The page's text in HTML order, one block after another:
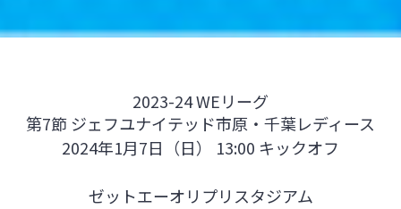
2023-24 WEリーグ
第7節 ジェフユナイテッド市原・千葉レディース
2024年1月7日（日） 13:00 キックオフ
ゼットエーオリプリスタジアム